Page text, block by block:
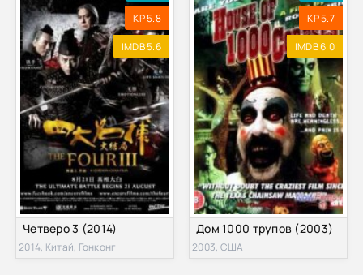
KP 5.8
IMDB 5.6
Четверо 3 (2014)
2014, Китай, Гонконг
KP 5.7
IMDB 6.0
Дом 1000 трупов (2003)
2003, США